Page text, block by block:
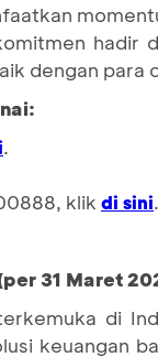
hadir
dengan
.
klik di sini.
31 Maret
di
keuangan